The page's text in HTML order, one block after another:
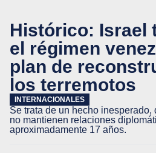
Histórico: Israel
el régimen
plan de
los terremotos
INTERNACIONALES
Se trata de un hecho
no mantienen relaciones
aproximadamente 17 años.